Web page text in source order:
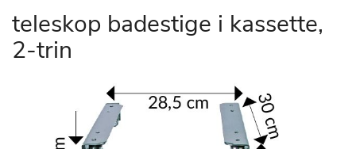
teleskop badestige i kassette,
2-trin